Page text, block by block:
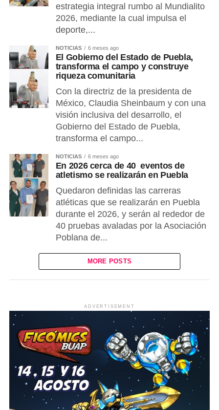
estrategia integral rumbo al Mundialito
2026, mediante la cual impulsa el
deporte,...
NOTICIAS 6 meses ago
El Gobierno del Estado de Puebla,
transforma el campo y construye
riqueza comunitaria
Con la directriz de la presidenta de
México, Claudia Sheinbaum y con una
visión inclusiva del desarrollo, el
Gobierno del Estado de Puebla,
transforma el campo...
NOTICIAS 6 meses ago
En 2026 cerca de 40 eventos de
atletismo se realizarán en Puebla
Quedaron definidas las carreras
atléticas que se realizarán en Puebla
durante el 2026, y serán al rededor de
40 pruebas avaladas por la Asociación
Poblana de...
MORE POSTS
ADVERTISEMENT